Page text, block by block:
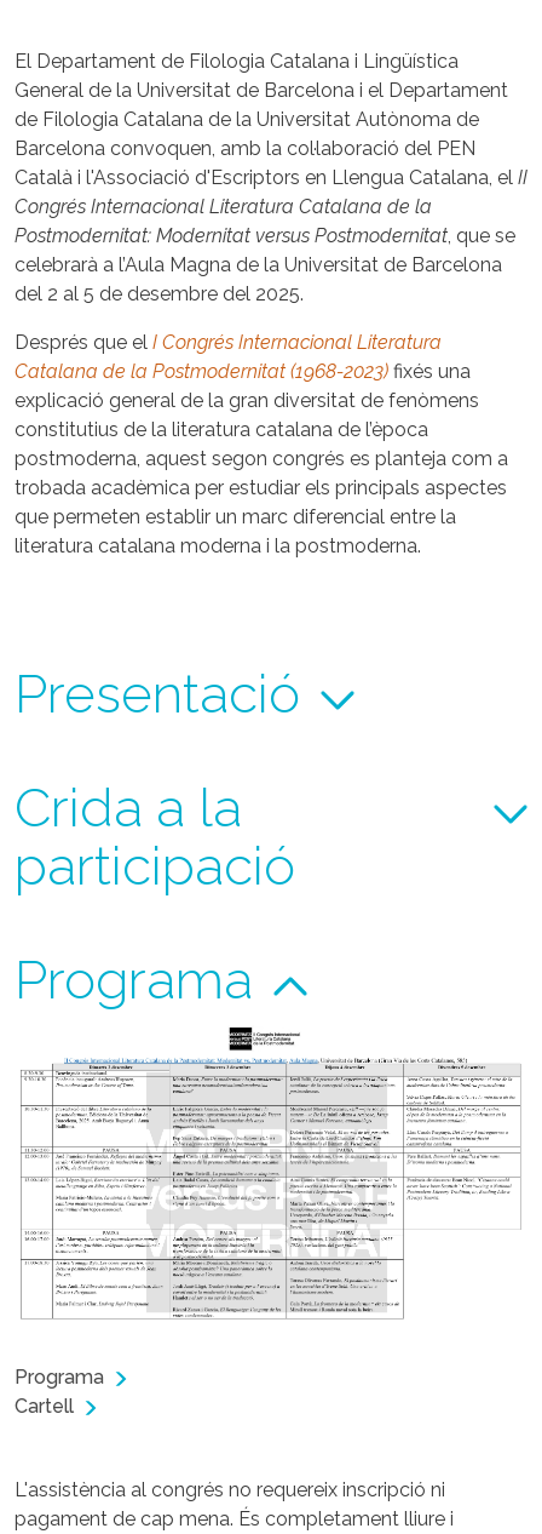
El Departament de Filologia Catalana i Lingüística
General de la Universitat de Barcelona i el Departament
de Filologia Catalana de la Universitat Autònoma de
Barcelona convoquen, amb la col·laboració del PEN
Català i l'Associació d'Escriptors en Llengua Catalana, el II
Congrés Internacional Literatura Catalana de la
Postmodernitat: Modernitat versus Postmodernitat , que se
celebrarà a l’Aula Magna de la Universitat de Barcelona
del 2 al 5 de desembre del 2025.
Després que el I Congrés Internacional Literatura
Catalana de la Postmodernitat (1968-2023) fixés una
explicació general de la gran diversitat de fenòmens
constitutius de la literatura catalana de l’època
postmoderna, aquest segon congrés es planteja com a
trobada acadèmica per estudiar els principals aspectes
que permeten establir un marc diferencial entre la
literatura catalana moderna i la postmoderna.
Presentació
Crida a la
participació
Programa
Programa
Cartell
L'assistència al congrés no requereix inscripció ni
pagament de cap mena. És completament lliure i